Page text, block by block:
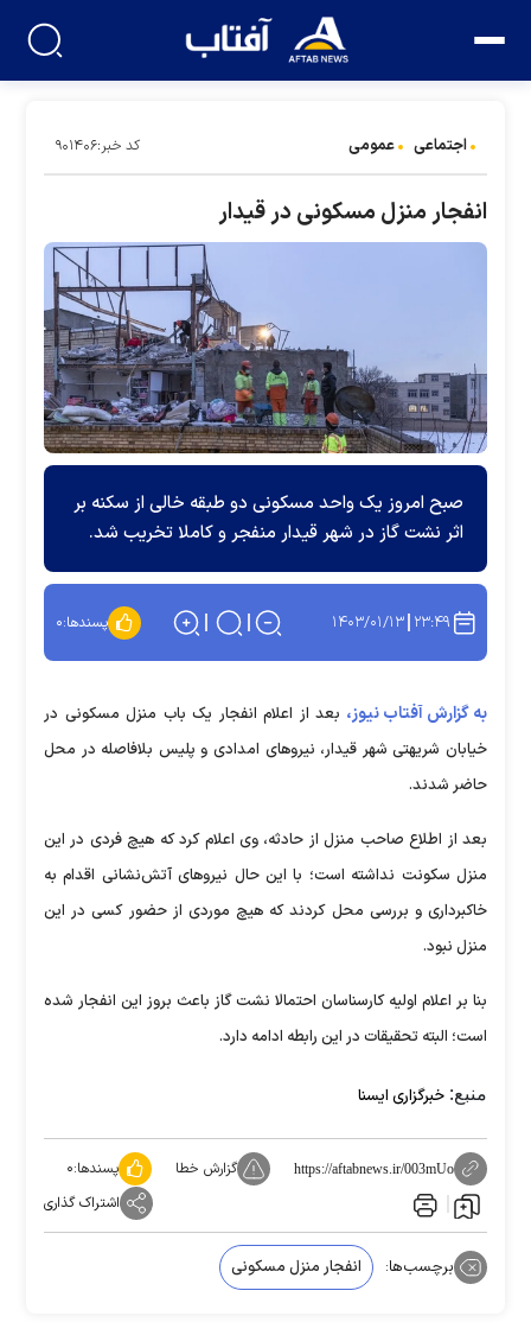
اجتماعی عمومی کد خبر:۹۰۱۴۰۶
انفجار منزل مسکونی در قیدار
صبح امروز یک واحد مسکونی دو طبقه خالی از سکنه بر
اثر نشت گاز در شهر قیدار منفجر و کاملا تخریب شد.
۲۳:۴۹ ۱۴۰۳/۰۱/۱۳ پسندها:۰
به گزارش آفتاب نیوز، بعد از اعلام انفجار یک باب منزل مسکونی در
خیابان شریهتی شهر قیدار، نیروهای امدادی و پلیس بلافاصله در محل
حاضر شدند.
بعد از اطلاع صاحب منزل از حادثه، وی اعلام کرد که هیچ فردی در این
منزل سکونت نداشته است؛ با این حال نیروهای آتش‌نشانی اقدام به
خاکبرداری و بررسی محل کردند که هیچ موردی از حضور کسی در این
منزل نبود.
بنا بر اعلام اولیه کارسناسان احتمالا نشت گاز باعث بروز این انفجار شده
است؛ البته تحقیقات در این رابطه ادامه دارد.
منبع: خبرگزاری ایسنا
https://aftabnews.ir/003mUo گزارش خطا پسندها:۰
اشتراک گذاری
برچسب‌ها: انفجار منزل مسکونی